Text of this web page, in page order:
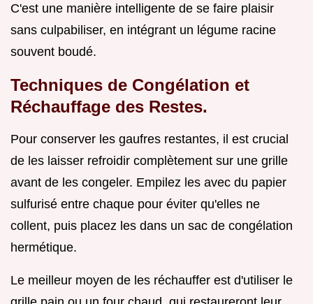
C'est une manière intelligente de se faire plaisir
sans culpabiliser, en intégrant un légume racine
souvent boudé.
Techniques de Congélation et
Réchauffage des Restes.
Pour conserver les gaufres restantes, il est crucial
de les laisser refroidir complètement sur une grille
avant de les congeler. Empilez les avec du papier
sulfurisé entre chaque pour éviter qu'elles ne
collent, puis placez les dans un sac de congélation
hermétique.
Le meilleur moyen de les réchauffer est d'utiliser le